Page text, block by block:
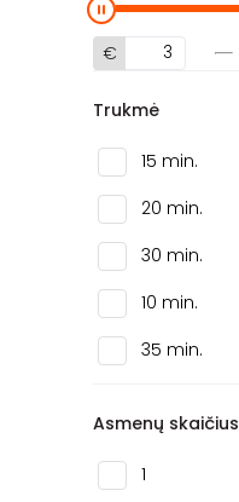
€
Trukmė
15 min.
20 min.
30 min.
10 min.
35 min.
Asmenų skaičius
1